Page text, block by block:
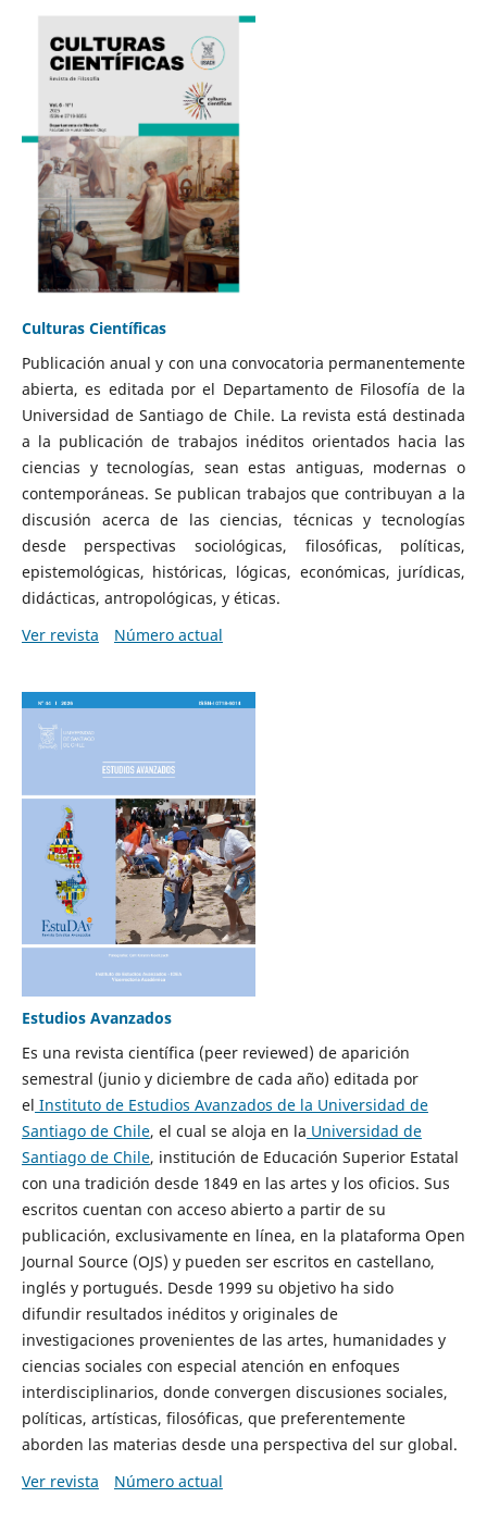
Culturas Científicas
Publicación anual y con una convocatoria permanentemente
abierta, es editada por el Departamento de Filosofía de la
Universidad de Santiago de Chile. La revista está destinada
a la publicación de trabajos inéditos orientados hacia las
ciencias y tecnologías, sean estas antiguas, modernas o
contemporáneas. Se publican trabajos que contribuyan a la
discusión acerca de las ciencias, técnicas y tecnologías
desde perspectivas sociológicas, filosóficas, políticas,
epistemológicas, históricas, lógicas, económicas, jurídicas,
didácticas, antropológicas, y éticas.
Ver revista
Número actual
Estudios Avanzados
Es una revista científica (peer reviewed) de aparición
semestral (junio y diciembre de cada año) editada por
el Instituto de Estudios Avanzados de la Universidad de
Santiago de Chile, el cual se aloja en la Universidad de
Santiago de Chile, institución de Educación Superior Estatal
con una tradición desde 1849 en las artes y los oficios. Sus
escritos cuentan con acceso abierto a partir de su
publicación, exclusivamente en línea, en la plataforma Open
Journal Source (OJS) y pueden ser escritos en castellano,
inglés y portugués. Desde 1999 su objetivo ha sido
difundir resultados inéditos y originales de
investigaciones provenientes de las artes, humanidades y
ciencias sociales con especial atención en enfoques
interdisciplinarios, donde convergen discusiones sociales,
políticas, artísticas, filosóficas, que preferentemente
aborden las materias desde una perspectiva del sur global.
Ver revista
Número actual